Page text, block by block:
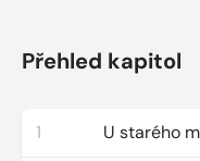
Přehled kapitol
1 U starého